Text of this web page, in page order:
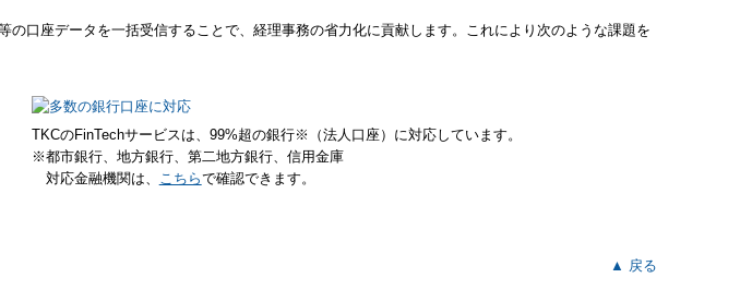
口座データを一括受信することで、経理事務の省力化に貢献します。これにより次のような課題を
TKCのFinTechサービスは、99%超の銀行※（法人口座）に対応しています。
※都市銀行、地方銀行、第二地方銀行、信用金庫
対応金融機関は、 こちらで確認できます。
▲ 戻る